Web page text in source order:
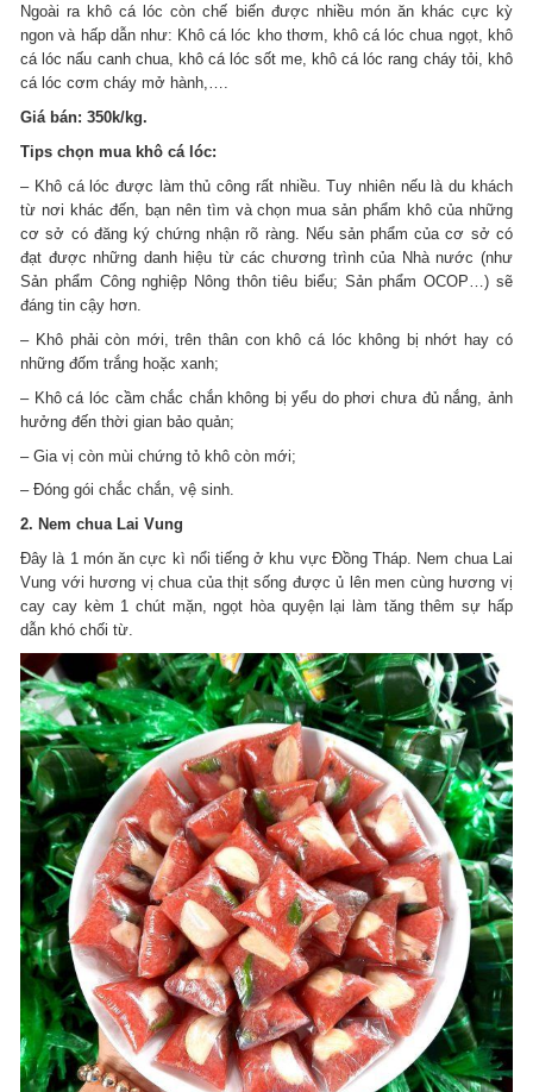
Ngoài ra khô cá lóc còn chế biến được nhiều món ăn khác cực kỳ
ngon và hấp dẫn như: Khô cá lóc kho thơm, khô cá lóc chua ngọt, khô
cá lóc nấu canh chua, khô cá lóc sốt me, khô cá lóc rang cháy tỏi, khô
cá lóc cơm cháy mở hành,….
Giá bán: 350k/kg.
Tips chọn mua khô cá lóc:
– Khô cá lóc được làm thủ công rất nhiều. Tuy nhiên nếu là du khách
từ nơi khác đến, bạn nên tìm và chọn mua sản phẩm khô của những
cơ sở có đăng ký chứng nhận rõ ràng. Nếu sản phẩm của cơ sở có
đạt được những danh hiệu từ các chương trình của Nhà nước (như
Sản phẩm Công nghiệp Nông thôn tiêu biểu; Sản phẩm OCOP…) sẽ
đáng tin cậy hơn.
– Khô phải còn mới, trên thân con khô cá lóc không bị nhớt hay có
những đốm trắng hoặc xanh;
– Khô cá lóc cầm chắc chắn không bị yểu do phơi chưa đủ nắng, ảnh
hưởng đến thời gian bảo quản;
– Gia vị còn mùi chứng tỏ khô còn mới;
– Đóng gói chắc chắn, vệ sinh.
2. Nem chua Lai Vung
Đây là 1 món ăn cực kì nổi tiếng ở khu vực Đồng Tháp. Nem chua Lai
Vung với hương vị chua của thịt sống được ủ lên men cùng hương vị
cay cay kèm 1 chút mặn, ngọt hòa quyện lại làm tăng thêm sự hấp
dẫn khó chối từ.